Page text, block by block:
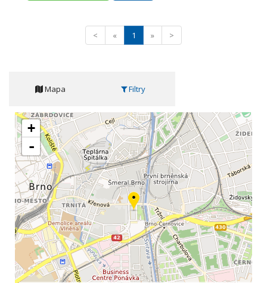
< « 1 » >
Mapa Filtry
+
-